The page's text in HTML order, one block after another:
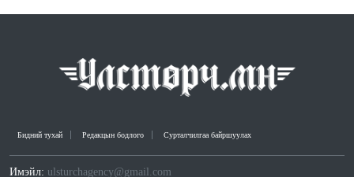
Бидний тухай Редакцын бодлого Сурталчилгаа байршуулах
Имэйл: ulsturchagency@gmail.com